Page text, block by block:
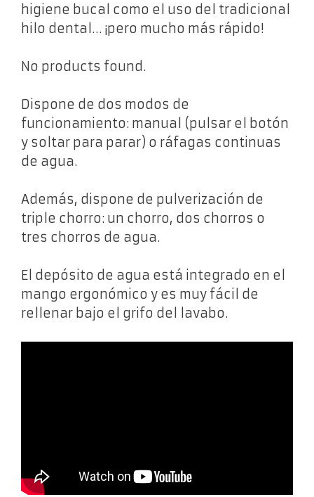
higiene bucal como el uso del tradicional
hilo dental… ¡pero mucho más rápido!
No products found.
Dispone de dos modos de
funcionamiento: manual (pulsar el botón
y soltar para parar) o ráfagas continuas
de agua.
Además, dispone de pulverización de
triple chorro: un chorro, dos chorros o
tres chorros de agua.
El depósito de agua está integrado en el
mango ergonómico y es muy fácil de
rellenar bajo el grifo del lavabo.